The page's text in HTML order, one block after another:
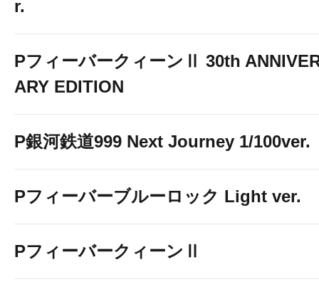
r.
PフィーバークィーンⅡ 30th
ARY EDITION
P銀河鉄道999 Next Journey 1/100ver.
Pフィーバーブルーロック Light ver.
PフィーバークィーンⅡ